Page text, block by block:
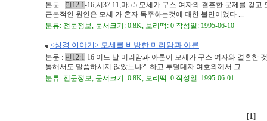
본문 : 민12:1-16;시37:11;마5:5 모세가 구스 여자와 결혼한 문제를 갖
근본적인 원인은 모세 가 혼자 독주하는것에 대한 불만이었다 ...
분류: 전문정보, 문서크기: 0.8K, 보리떡: 0 작성일: 1995-06-10
<성경 이야기> 모세를 비방한 미리암과 아론
본문 : 민12:1-16 어느 날 미리암과 아론이 모세가 구스 여자와 결혼한
통해서도 말씀하시지 않았느냐?" 하고 투덜대자 여호와께서 그 ...
분류: 전문정보, 문서크기: 0.8K, 보리떡: 0 작성일: 1995-06-01
[1]